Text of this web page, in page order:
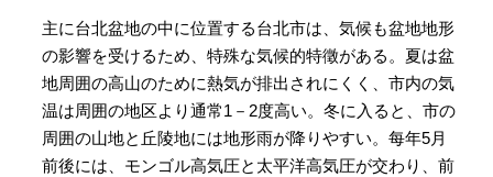
主に台北盆地の中に位置する台北市は、気候も盆地地形
の影響を受けるため、特殊な気候的特徵がある。夏は盆
地周囲の高山のために熱気が排出されにくく、市内の気
温は周囲の地区より通常1－2度高い。冬に入ると、市の
周囲の山地と丘陵地には地形雨が降りやすい。每年5月
前後には、モンゴル高気圧と太平洋高気圧が交わり、前